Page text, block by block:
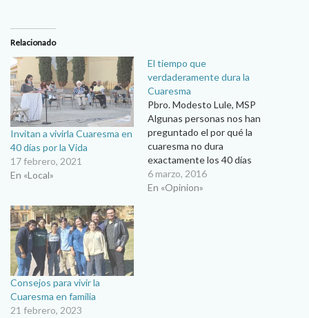
Relacionado
Invitan a vivirla Cuaresma en
40 días por la Vida
17 febrero, 2021
En «Local»
El tiempo que
verdaderamente dura la
Cuaresma
Pbro. Modesto Lule, MSP
Algunas personas nos han
preguntado el por qué la
cuaresma no dura
exactamente los 40 días
como se dice. Primero hay
que mencionar el día en que
6 marzo, 2016
En «Opinion»
Consejos para vivir la
Cuaresma en familia
21 febrero, 2023